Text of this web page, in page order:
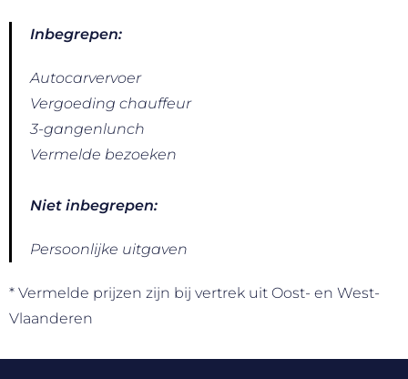
Inbegrepen:
Autocarvervoer
Vergoeding chauffeur
3-gangenlunch
Vermelde bezoeken
Niet inbegrepen:
Persoonlijke uitgaven
* Vermelde prijzen zijn bij vertrek uit Oost- en West-
Vlaanderen